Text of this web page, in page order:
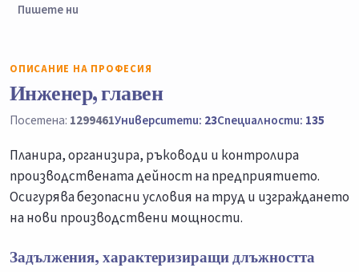
Пишете ни
ОПИСАНИЕ НА ПРОФЕСИЯ
Инженер, главен
Посетена: 1299461Университети: 23Специалности: 135
Планира, организира, ръководи и контролира
производствената дейност на предприятието.
Осигурява безопасни условия на труд и изграждането
на нови производствени мощности.
Задължения, характеризиращи длъжността